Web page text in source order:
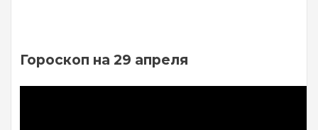
Гороскоп на 29 апреля